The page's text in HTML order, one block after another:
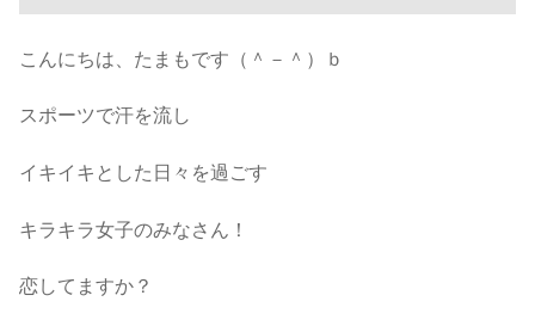
こんにちは、たまもです（＾－＾）ｂ
スポーツで汗を流し
イキイキとした日々を過ごす
キラキラ女子のみなさん！
恋してますか？